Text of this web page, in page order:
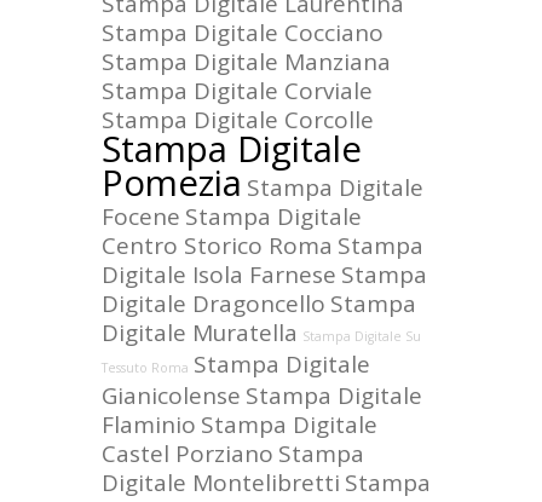
Stampa Digitale Cocciano
Stampa Digitale Manziana
Stampa Digitale Corviale
Stampa Digitale Corcolle
Stampa Digitale
Pomezia Stampa Digitale
Focene Stampa Digitale
Centro Storico Roma Stampa
Digitale Isola Farnese Stampa
Digitale Dragoncello Stampa
Digitale Muratella Stampa Digitale Su
Tessuto Roma Stampa Digitale
Gianicolense Stampa Digitale
Flaminio Stampa Digitale
Castel Porziano Stampa
Digitale Montelibretti Stampa